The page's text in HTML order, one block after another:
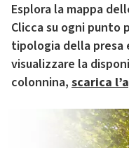
Esplora la mappa
Clicca su ogni punto
tipologia della presa
visualizzare la
colonnina, scarica